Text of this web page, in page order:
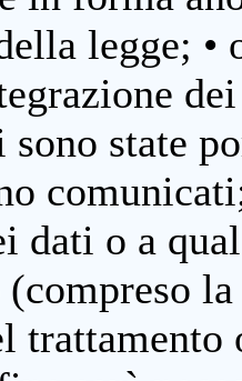
legge; •
state
dati o a
trattamento